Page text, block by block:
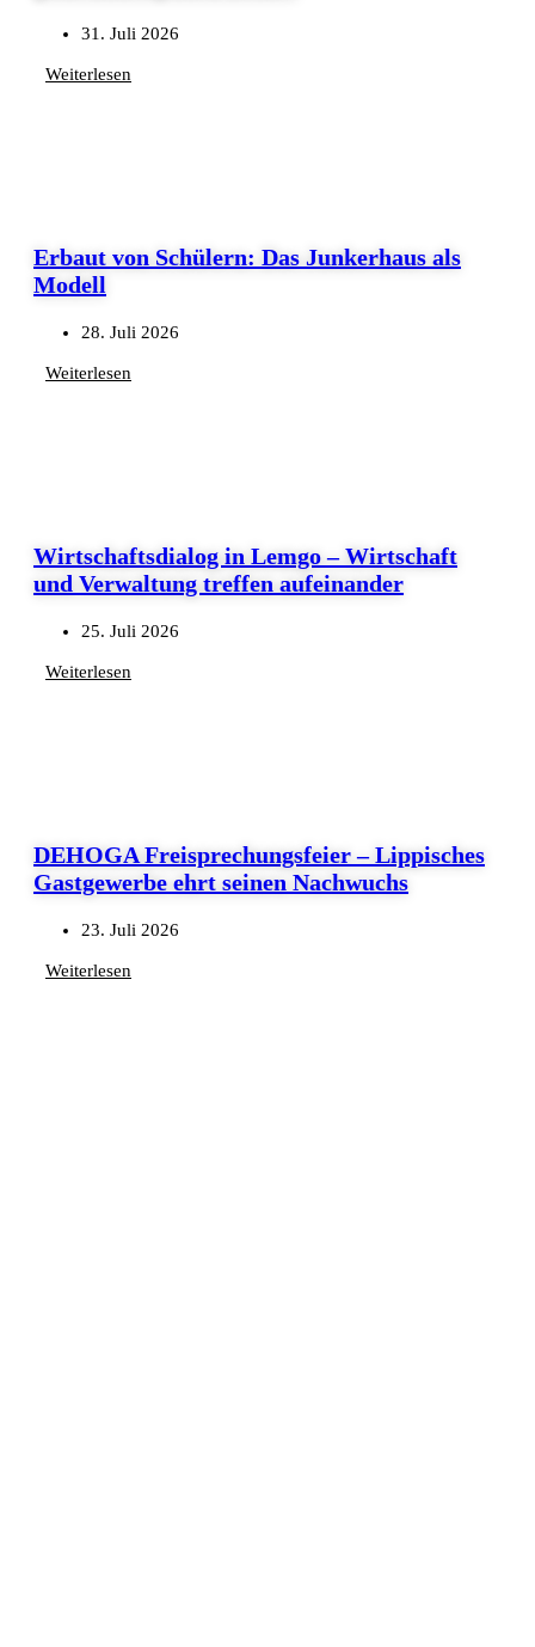
31. Juli 2026
Weiterlesen
Erbaut von Schülern: Das Junkerhaus als
Modell
28. Juli 2026
Weiterlesen
Wirtschaftsdialog in Lemgo – Wirtschaft
und Verwaltung treffen aufeinander
25. Juli 2026
Weiterlesen
DEHOGA Freisprechungsfeier – Lippisches
Gastgewerbe ehrt seinen Nachwuchs
23. Juli 2026
Weiterlesen